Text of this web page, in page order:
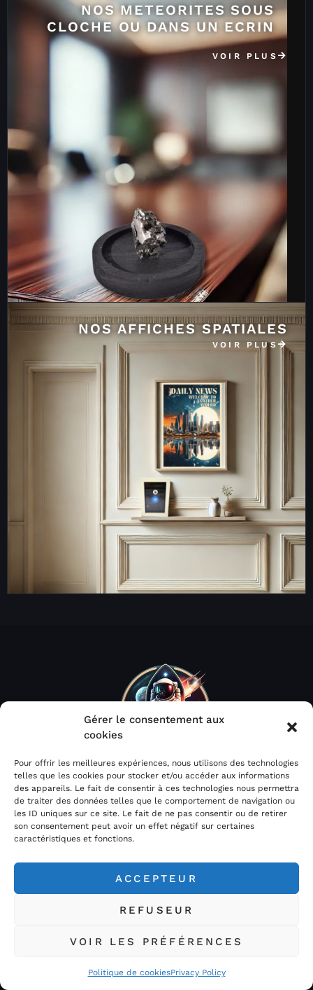
Gérer le consentement aux
cookies
Pour offrir les meilleures expériences, nous utilisons des technologies
telles que les cookies pour stocker et/ou accéder aux informations
des appareils. Le fait de consentir à ces technologies nous permettra
de traiter des données telles que le comportement de navigation ou
les ID uniques sur ce site. Le fait de ne pas consentir ou de retirer
son consentement peut avoir un effet négatif sur certaines
caractéristiques et fonctions.
ACCEPTEUR
REFUSEUR
VOIR LES PRÉFÉRENCES
Politique de cookiesPrivacy Policy
NOS METEORITES SOUS
CLOCHE OU DANS UN ECRIN
VOIR PLUS
NOS AFFICHES SPATIALES
VOIR PLUS
Acheter Météorites.com / Space Rocks est votre
spécialiste de l’astrophotographie et des météorites sous
toutes leurs formes…